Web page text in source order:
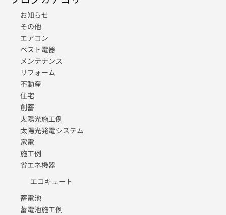
お知らせ
その他
エアコン
ベスト電器
メンテナンス
リフォーム
不動産
住宅
創蓄
太陽光施工例
太陽光発電システム
家電
施工例
省エネ機器
エコキュート
蓄電池
蓄電池施工例